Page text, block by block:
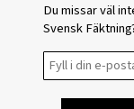
Du missar väl
Svensk